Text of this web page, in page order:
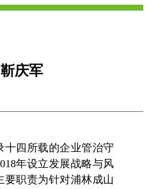
庆军
十四所载的企业管治守
年设立发展战略与风
要职责为针对浦林成山